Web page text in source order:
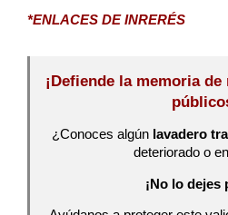
*ENLACES DE INRERÉS
¡Defiende la memoria
¿Conoces algún lavadero
deteriorado o
¡No lo dejes